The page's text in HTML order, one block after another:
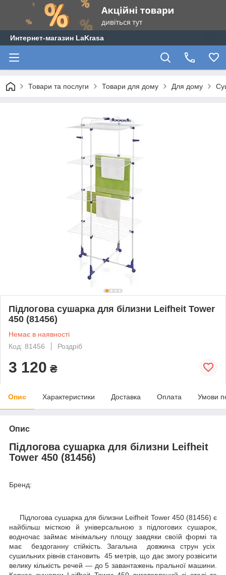
Интернет-магазин LaKrasa
Товари та послуги Товари для дому Для дому
Підлогова сушарка для білизни Leifheit Tower
450 (81456)
Немає в наявності
Код: 81456
Роздріб
3 120 ₴
Опис Характеристики Доставка Оплата Умови
Опис
Підлогова сушарка для білизни Leifheit
Tower 450 (81456)
Бренд:
Підлогова сушарка для білизни Leifheit Tower 450 (81456) є
найбільш місткою й універсальною з підлогових сушарок,
водночас займає мінімальну площу завдяки своїй формі та
має бездоганну стійкість. Загальна довжина струн усіх
сушильних рівнів становить 45 метрів, що дає змогу розвісити
велику кількість речей — до 5 завантажень пральної машини.